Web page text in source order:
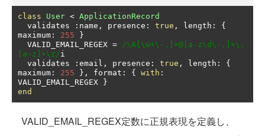
class User < ApplicationRecord
  validates
: name , presence : true , length :
{
maximum : 255
}
  VALID_EMAIL_REGEX
=
/\A[\w+\-.]+@[a-z\d\-.]+\.
[a-z]+\z/i
  validates
: email , presence : true , length :
{
maximum : 255 }, format : { with :
VALID_EMAIL_REGEX }
end
VALID_EMAIL_REGEX定数に正規表現を定義し、